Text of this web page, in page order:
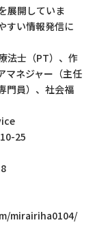
展開していま
すい情報発信に
法士（PT）、作
マネジャー（主任
門員）、社会福
25
mirairiha0104/